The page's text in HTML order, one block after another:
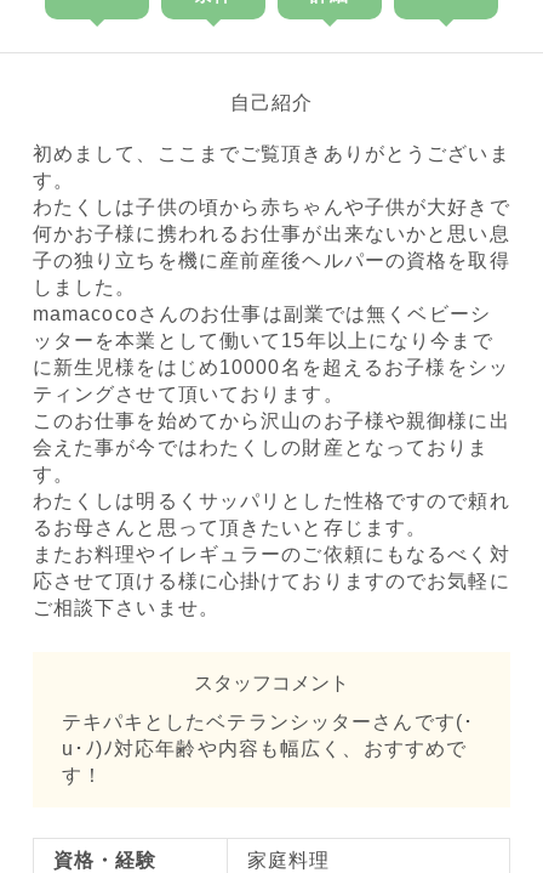
自己紹介
初めまして、ここまでご覧頂きありがとうございま
す。
わたくしは子供の頃から赤ちゃんや子供が大好きで
何かお子様に携われるお仕事が出来ないかと思い息
子の独り立ちを機に産前産後ヘルパーの資格を取得
しました。
mamacocoさんのお仕事は副業では無くベビーシ
ッターを本業として働いて15年以上になり今まで
に新生児様をはじめ10000名を超えるお子様をシッ
ティングさせて頂いております。
このお仕事を始めてから沢山のお子様や親御様に出
会えた事が今ではわたくしの財産となっておりま
す。
わたくしは明るくサッパリとした性格ですので頼れ
るお母さんと思って頂きたいと存じます。
またお料理やイレギュラーのご依頼にもなるべく対
応させて頂ける様に心掛けておりますのでお気軽に
ご相談下さいませ。
スタッフコメント
テキパキとしたベテランシッターさんです(･
u･ﾉ)ﾉ対応年齢や内容も幅広く、おすすめで
す！
資格・経験
家庭料理